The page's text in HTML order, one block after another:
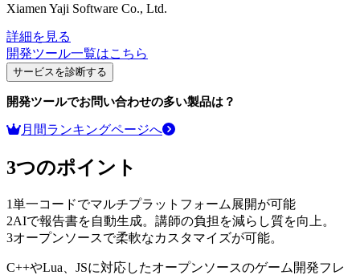
Xiamen Yaji Software Co., Ltd.
詳細を見る
開発ツール一覧はこちら
サービスを診断する
開発ツールでお問い合わせの多い製品は？
月間ランキングページへ
3つのポイント
1単一コードでマルチプラットフォーム展開が可能
2AIで報告書を自動生成。講師の負担を減らし質を向上。
3オープンソースで柔軟なカスタマイズが可能。
C++やLua、JSに対応したオープンソースのゲーム開発フレ